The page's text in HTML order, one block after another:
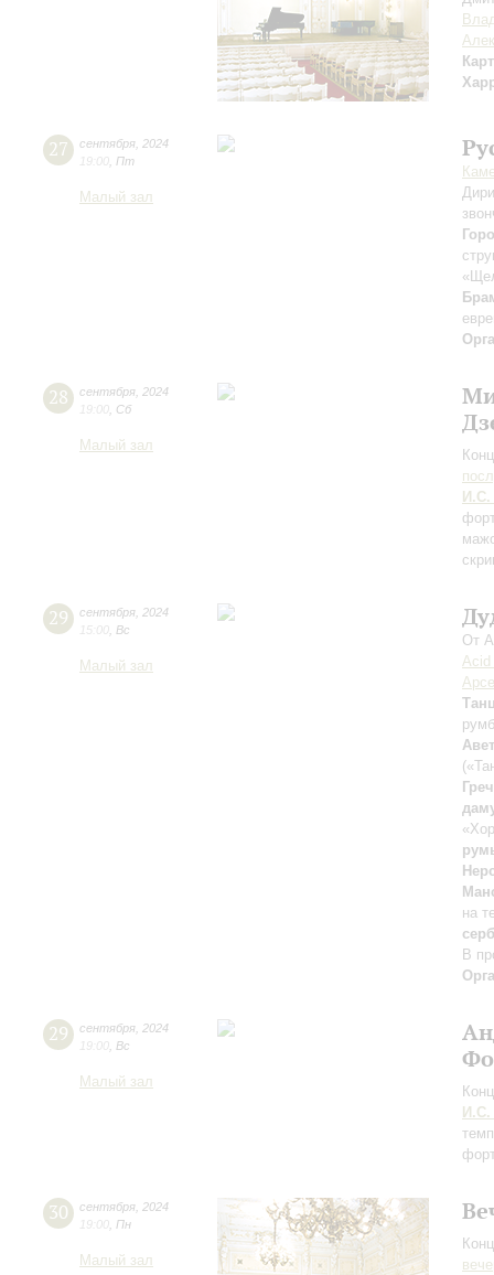
27 сентября 2024
19:00 Пт
Малый зал
28 сентября 2024
19:00 Сб
Малый зал
И.С.
29 сентября 2024
15:00 Вс
Малый зал
От
Acid
на
В
29 сентября 2024
19:00 Вс
Малый зал
И.С.
30 сентября 2024
19:00 Пн
Малый зал